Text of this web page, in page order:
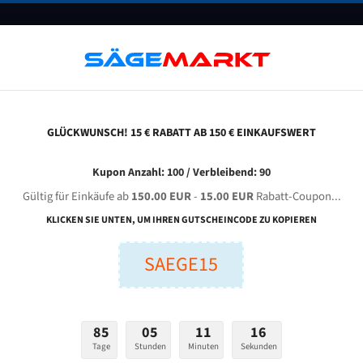
FAQ GUTSCHEINE BLOG KONTAKT
MAKİNA D-O 280 PLC für 4150 mm Bi-Metall
Breite (mm):
GLÜCKWUNSCH! 15 € RABATT AB 150 € EINKAUFSWERT
Kupon Anzahl: 100 / Verbleibend: 90
Gültig für Einkäufe ab150.00 EUR- 15.00 EURRabatt-Coupon...
KLICKEN SIE UNTEN, UM IHREN GUTSCHEINCODE ZU KOPIEREN
SAEGE15
85
Tage
05
Stunden
11
Minuten
15
Sekunden